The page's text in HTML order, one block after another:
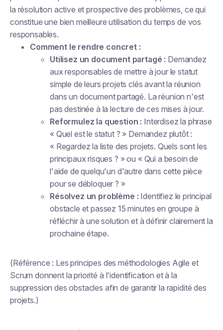
la résolution active et prospective des problèmes, ce qui
constitue une bien meilleure utilisation du temps de vos
responsables.
Comment le rendre concret :
Utilisez un document partagé : Demandez
aux responsables de mettre à jour le statut
simple de leurs projets clésavantla réunion
dans un document partagé. La réunion n'est
pas destinée à la lecture de ces mises à jour.
Reformulez la question : Interdisez la phrase
« Quel est le statut ? » Demandez plutôt :
« Regardez la liste des projets. Quels sont les
principaux risques ? » ou « Qui a besoin de
l'aide de quelqu'un d'autre dans cette pièce
pour se débloquer ? »
Résolvez un problème : Identifiez le principal
obstacle et passez 15 minutes en groupe à
réfléchir à une solution et à définir clairement la
prochaine étape.
(Référence : Les principes des méthodologies Agile et
Scrum donnent la priorité à l'identification et à la
suppression des obstacles afin de garantir la rapidité des
projets.)